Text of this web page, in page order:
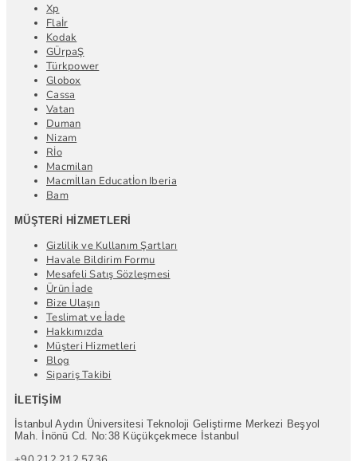
Xp
Flaİr
Kodak
GÜrpaŞ
Türkpower
Globox
Cassa
Vatan
Duman
Nizam
Rİo
Macmilan
Macmİllan Educatİon Iberia
Bam
MÜŞTERI HIZMETLERI
Gizlilik ve Kullanım Şartları
Havale Bildirim Formu
Mesafeli Satış Sözleşmesi
Ürün İade
Bize Ulaşın
Teslimat ve İade
Hakkımızda
Müşteri Hizmetleri
Blog
Sipariş Takibi
İLETIŞIM
İstanbul Aydın Üniversitesi Teknoloji Geliştirme Merkezi Beşyol
Mah. İnönü Cd. No:38 Küçükçekmece İstanbul